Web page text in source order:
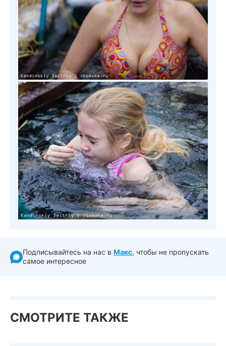
Подписывайтесь на нас в Макс, чтобы не пропускать
самое интересное
СМОТРИТЕ ТАКЖЕ